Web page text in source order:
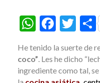
W
at
s
F
e
b
T
itt
er
C
He tenido la suerte de
coco”. Les he dicho
ingrediente como tal,